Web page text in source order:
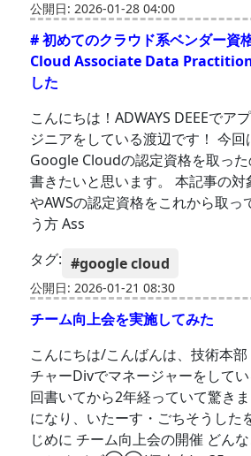
公開日: 2026-01-28 04:00
# 初めてのクラウド系ベンダー資
Cloud Associate Data
した
こんにちは！ADWAYS DEEEでア
ジニアをしている渡辺です！ 今回
Google Cloudの認定資格を取っ
書きたいと思います。 本記事の
やAWSの認定資格をこれから取っ
う方 Ass
タグ: #google cloud
公開日: 2026-01-21 08:30
チーム向上会を実施してみた
こんにちは/こんばんは、技術本
チャーDivでマネージャーをして
回書いてから2年経っていて驚き
になり、いたーす・ごちそうした
じめに チーム向上会の開催 どん